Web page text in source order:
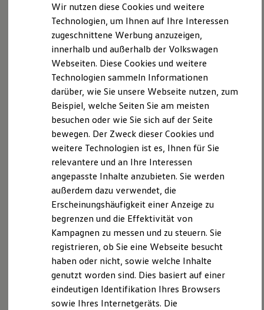
Laden unterwegs
Laden Zuhause
Ladestationen finden
Ladezeitensimulator
Batterie
Sicherheit
Nachhaltigkeit
Technologie
Kosten und Kauf
Verbrauchskosten
Kaufoptionen
E-Auto-Förderung
Software und Konnektivität
Die ID. Software 6
ID. Software Versionen und Updates
Digitale Extras
Schnittstellen zu Ihrem ID.
Marke und Erlebnis
Volkswagen R und R Experience
R-Modelle
R Experience
Driving Experience
Volkswagen entdecken
Werkbesichtigung
Lifestyle Shop
T-Roc Kollektion
, 1 von 2 , 2 von 2
Nutzungsbedingungen
Datenschutzerklärungen
Cookie-Richtlinie
Lizenzhinweise Dritter
Angaben zum Digital Services Act (DSA)
EU Data Act
Produktsicherheitsinformationen
Vertrag Widerrufen
Disclaimer von Volkswagen AG
Die in dieser Darstellung gezeigten Fahrzeuge und
Ausstattungen können in einzelnen Details vom aktuellen
deutschen Lieferprogramm abweichen. Abgebildet sind
teilweise Sonderausstattungen der Fahrzeuge gegen
Wir nutzen diese Cookies und weitere
Technologien, um Ihnen auf Ihre Interessen
zugeschnittene Werbung anzuzeigen,
innerhalb und außerhalb der Volkswagen
Webseiten. Diese Cookies und weitere
Technologien sammeln Informationen
darüber, wie Sie unsere Webseite nutzen, zum
Beispiel, welche Seiten Sie am meisten
besuchen oder wie Sie sich auf der Seite
bewegen. Der Zweck dieser Cookies und
weitere Technologien ist es, Ihnen für Sie
relevantere und an Ihre Interessen
angepasste Inhalte anzubieten. Sie werden
außerdem dazu verwendet, die
Erscheinungshäufigkeit einer Anzeige zu
begrenzen und die Effektivität von
Kampagnen zu messen und zu steuern. Sie
registrieren, ob Sie eine Webseite besucht
haben oder nicht, sowie welche Inhalte
genutzt worden sind. Dies basiert auf einer
eindeutigen Identifikation Ihres Browsers
sowie Ihres Internetgeräts. Die